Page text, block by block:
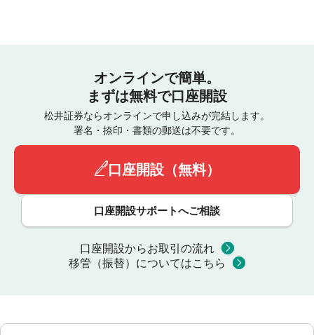
オンラインで簡単。
まずは無料で口座開設
松井証券ならオンラインで申し込みが完結します。
署名・捺印・書類の郵送は不要です。
口座開設（無料）
口座開設サポートへご相談
口座開設からお取引の流れ
移管（振替）についてはこちら